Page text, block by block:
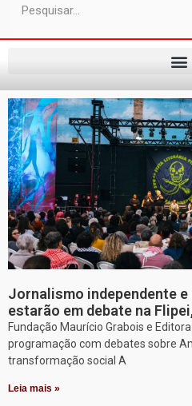
Jornalismo independente
estarão em debate na
Fundação Maurício Grabois e
programação com debates sobre
transformação social A
Leia mais »